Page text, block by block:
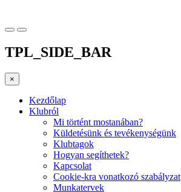
TPL_SIDE_BAR
×
Kezdőlap
Klubról
Mi történt mostanában?
Küldetésünk és tevékenységünk
Klubtagok
Hogyan segíthetek?
Kapcsolat
Cookie-kra vonatkozó szabályzat
Munkatervek